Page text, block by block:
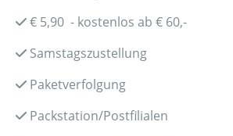
€ 5,90 - kostenlos ab € 60,-
Samstagszustellung
Paketverfolgung
Packstation/Postfilialen